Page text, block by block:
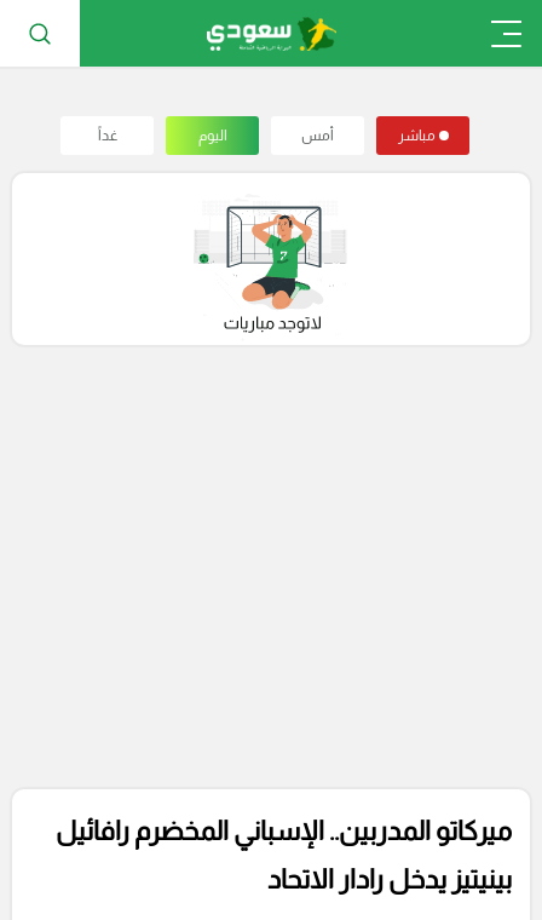
مباشر أمس اليوم غداً
ميركاتو المدربين.. الإسباني المخضرم رافائيل
بينيتيز يدخل رادار الاتحاد